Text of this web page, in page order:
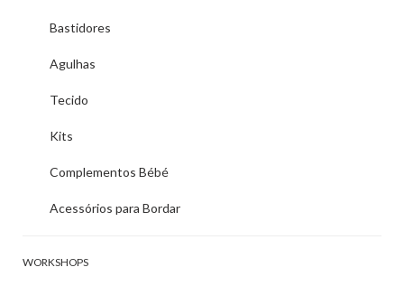
Bastidores
Agulhas
Tecido
Kits
Complementos Bébé
Acessórios para Bordar
WORKSHOPS